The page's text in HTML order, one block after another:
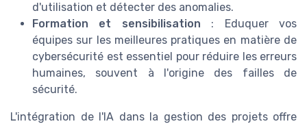
d'utilisation et détecter des anomalies.
Formation et sensibilisation : Eduquer vos
équipes sur les meilleures pratiques en matière de
cybersécurité est essentiel pour réduire les erreurs
humaines, souvent à l'origine des failles de
sécurité.
L'intégration de l'IA dans la gestion des projets offre